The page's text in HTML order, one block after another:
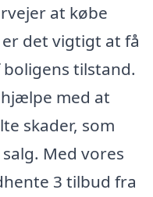
at købe
det vigtigt at få
tilstand.
med at
skader, som
Med vores
3 tilbud fra